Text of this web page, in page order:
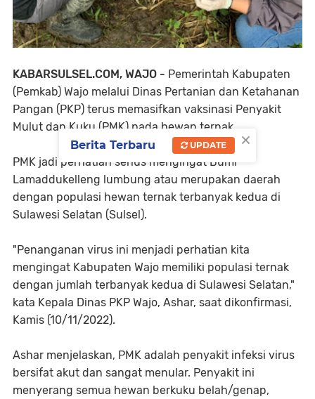
KABARSULSEL.COM, WAJO - Pemerintah Kabupaten
(Pemkab) Wajo melalui Dinas Pertanian dan Ketahanan
Pangan (PKP) terus memasifkan vaksinasi Penyakit
Mulut dan Kuku (PMK) pada hewan ternak.
PMK jadi perhatian serius mengingat Bumi
Lamaddukelleng lumbung atau merupakan daerah
dengan populasi hewan ternak terbanyak kedua di
Sulawesi Selatan (Sulsel).
"Penanganan virus ini menjadi perhatian kita
mengingat Kabupaten Wajo memiliki populasi ternak
dengan jumlah terbanyak kedua di Sulawesi Selatan,"
kata Kepala Dinas PKP Wajo, Ashar, saat dikonfirmasi,
Kamis (10/11/2022).
Ashar menjelaskan, PMK adalah penyakit infeksi virus
bersifat akut dan sangat menular. Penyakit ini
menyerang semua hewan berkuku belah/genap,
×
Berita Terbaru UPDATE